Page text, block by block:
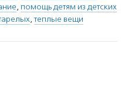
, помощь детям из детских
,теплые вещи